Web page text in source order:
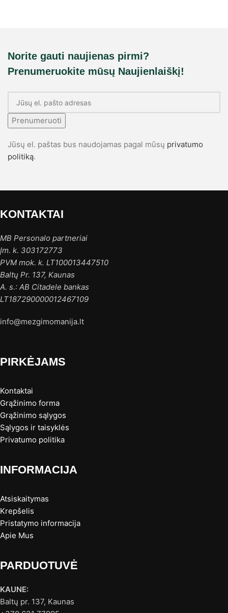
Norite gauti naujienas pirmi?
Prenumeruokite mūsų Naujienlaiškį!
Prenumeruoti
Jūsų el. paštas bus naudojamas pagal mūsų privatumo
politiką.
KONTAKTAI
MB Personalo partneriai
Įm. k. 303172773
PVM mok. k. LT100013447510
Baltų Pr. 137, Kaunas
A. s.: AB Citadele bankas
LT187290000012467109
info@mezgimomanija.lt
PIRKĖJAMS
Kontaktai
Grąžinimo forma
Grąžinimo sąlygos
Sąlygos ir taisyklės
Privatumo politika
INFORMACIJA
Atsiskaitymas
Krepšelis
Pristatymo informacija
Apie Mus
PARDUOTUVĖ
KAUNE:
Baltų pr. 137, Kaunas